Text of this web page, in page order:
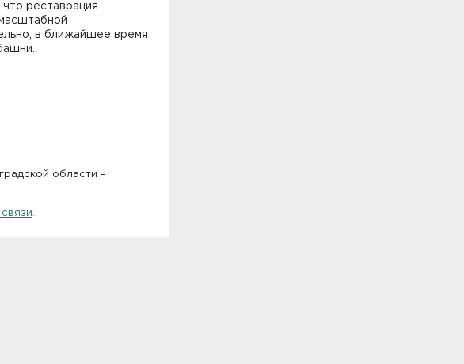
реставрация
в ближайшее время
области -